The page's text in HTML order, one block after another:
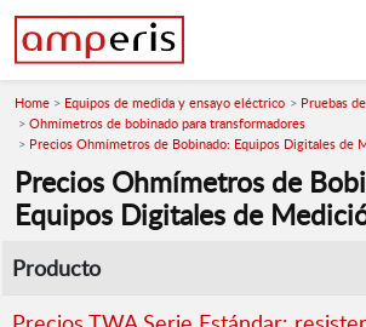
Home Equipos de medida y ensayo eléctrico
Pruebas
Ohmímetros de bobinado para transformadores
Precios Ohmímetros de Bobinado: Equipos Digitales de
Precios Ohmímetros de
Equipos Digitales de
Producto